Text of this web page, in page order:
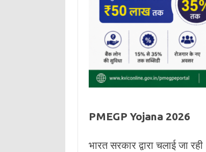
PMEGP Yojana 2026
भारत सरकार द्वारा चलाई जा रही